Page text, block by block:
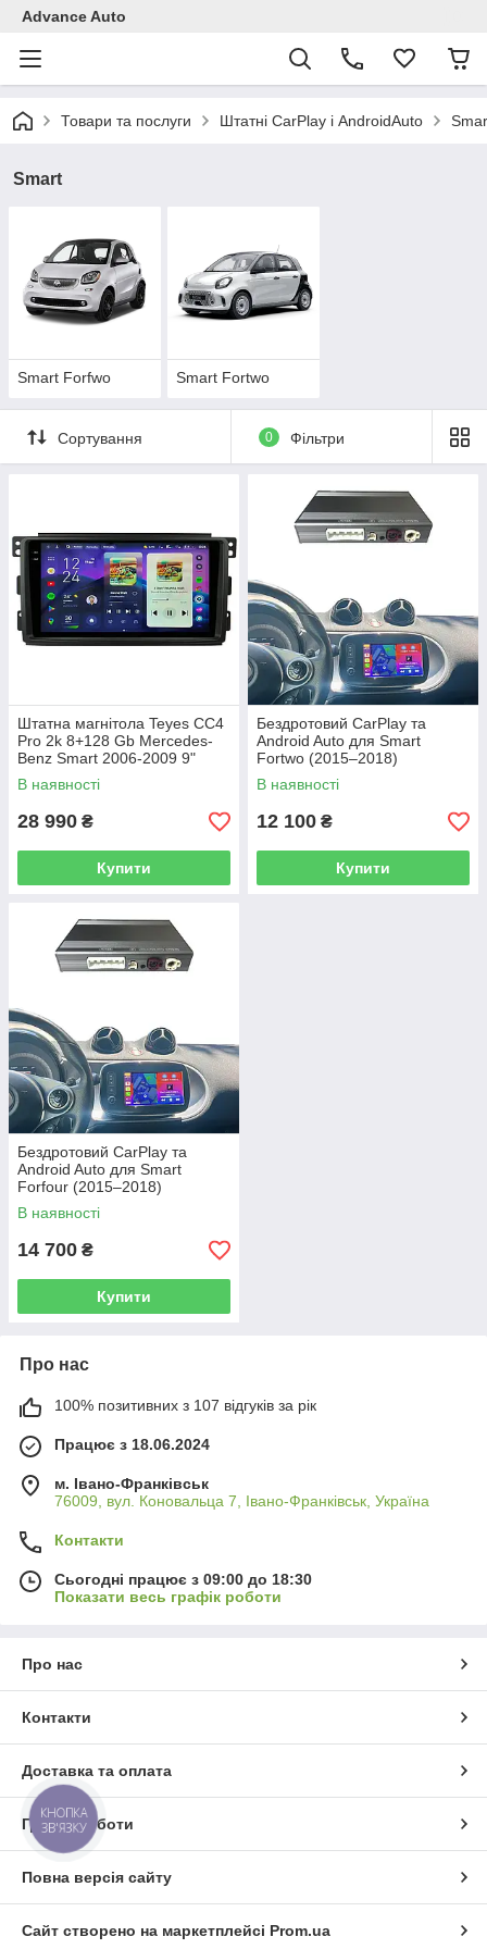
Advance Auto
Товари та послуги Штатні CarPlay і AndroidAuto
Smart
Smart Forfwo Smart Fortwo
Сортування 0 Фільтри
Штатна магнітола Teyes CC4
Pro 2k 8+128 Gb Mercedes-
Benz Smart 2006-2009 9"
В наявності
28 990 ₴
Купити
Бездротовий CarPlay та
Android Auto для Smart
Fortwo (2015–2018)
В наявності
12 100 ₴
Купити
Бездротовий CarPlay та
Android Auto для Smart
Forfour (2015–2018)
В наявності
14 700 ₴
Купити
Про нас
100% позитивних з 107 відгуків за рік
Працює з 18.06.2024
м. Івано-Франківськ
76009, вул. Коновальца 7, Івано-Франківськ, Україна
Контакти
Сьогодні працює з 09:00 до 18:30
Показати весь графік роботи
Про нас
Контакти
Доставка та оплата
Графік роботи
Повна версія сайту
Сайт створено на маркетплейсі Prom.ua
КНОПКА
ЗВ'ЯЗКУ